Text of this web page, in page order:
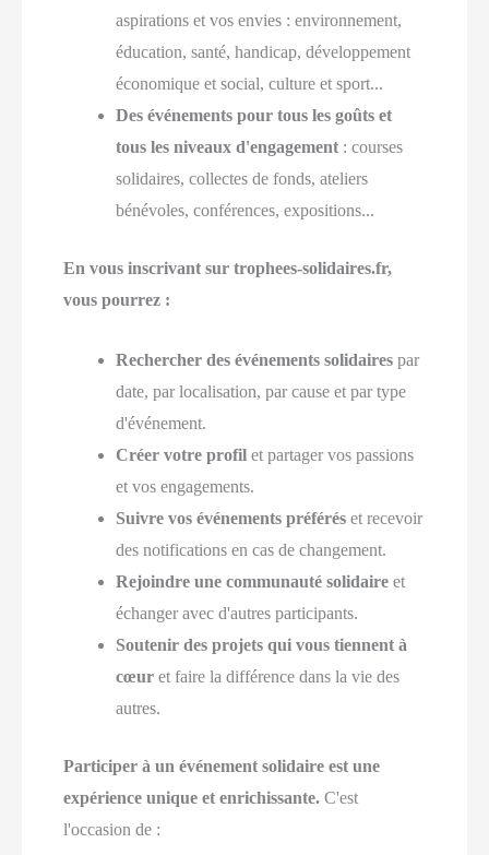
aspirations et vos envies : environnement,
éducation, santé, handicap, développement
économique et social, culture et sport...
Des événements pour tous les goûts et
tous les niveaux d'engagement : courses
solidaires, collectes de fonds, ateliers
bénévoles, conférences, expositions...
En vous inscrivant sur trophees-solidaires.fr,
vous pourrez :
Rechercher des événements solidaires par
date, par localisation, par cause et par type
d'événement.
Créer votre profil et partager vos passions
et vos engagements.
Suivre vos événements préférés et recevoir
des notifications en cas de changement.
Rejoindre une communauté solidaire et
échanger avec d'autres participants.
Soutenir des projets qui vous tiennent à
cœur et faire la différence dans la vie des
autres.
Participer à un événement solidaire est une
expérience unique et enrichissante. C'est
l'occasion de :